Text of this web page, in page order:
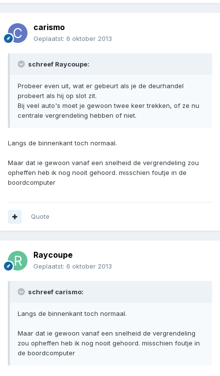
carismo
Geplaatst: 6 oktober 2013
schreef Raycoupe:
Probeer even uit, wat er gebeurt als je de deurhandel
probeert als hij op slot zit.
Bij veel auto's moet je gewoon twee keer trekken, of ze nu
centrale vergrendeling hebben of niet.
Langs de binnenkant toch normaal.
Maar dat ie gewoon vanaf een snelheid de vergrendeling zou
opheffen heb ik nog nooit gehoord. misschien foutje in de
boordcomputer
Quote
Raycoupe
Geplaatst: 6 oktober 2013
schreef carismo:
Langs de binnenkant toch normaal.
Maar dat ie gewoon vanaf een snelheid de vergrendeling
zou opheffen heb ik nog nooit gehoord. misschien foutje in
de boordcomputer